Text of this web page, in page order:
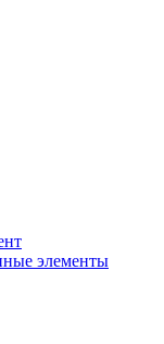
элементы